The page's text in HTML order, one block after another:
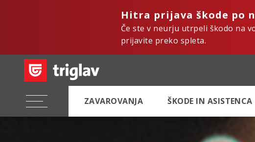
Hitra prijava škode po
Če ste v neurju utrpeli škodo na
prijavite preko spleta.
ZAVAROVANJA ŠKODE IN ASISTENCA